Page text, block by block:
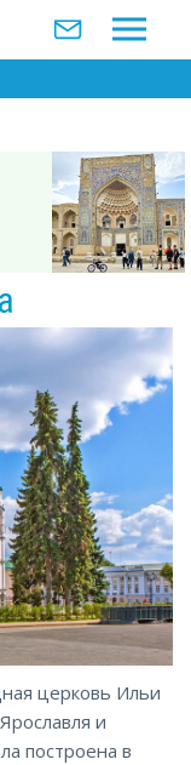
церковь Ильи
и
построена в